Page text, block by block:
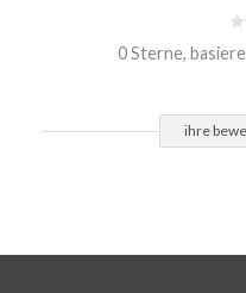
0 Sterne,
ihre